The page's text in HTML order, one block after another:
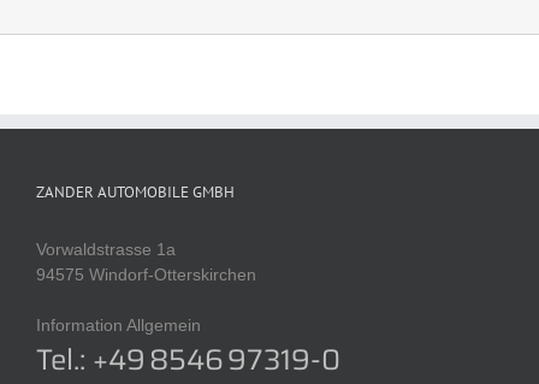
ZANDER AUTOMOBILE GMBH
Vorwaldstrasse 1a
94575 Windorf-Otterskirchen
Information Allgemein
Tel.: +49 8546 97319-0